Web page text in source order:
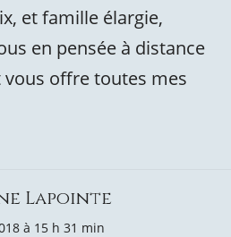
et famille élargie,
en pensée à distance
vous offre toutes mes
Lapointe
à 15 h 31 min